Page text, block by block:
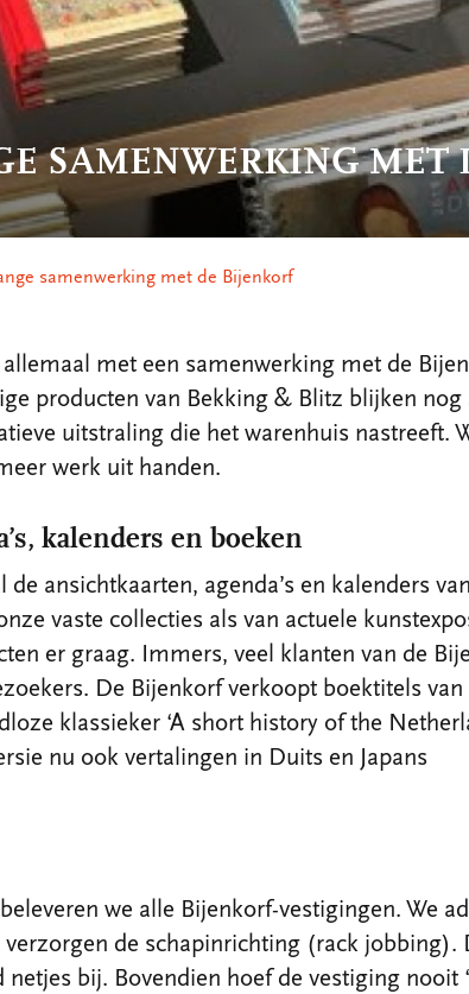
SAMENWERKING MET
samenwerking met de Bijenkorf
met een samenwerking met de
producten van Bekking & Blitz blijken nog
uitstraling die het warenhuis nastreeft.
werk uit handen.
kalenders en boeken
ansichtkaarten, agenda’s en kalenders van
vaste collecties als van actuele
er graag. Immers, veel klanten van de
De Bijenkorf verkoopt boektitels van
klassieker ‘A short history of the
nu ook vertalingen in Duits en Japans
we alle Bijenkorf-vestigingen. We
de schapinrichting (rack jobbing).
bij. Bovendien hoef de vestiging nooit